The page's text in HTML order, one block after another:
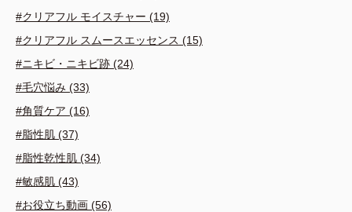
#クリアフル モイスチャー (19)
#クリアフル スムースエッセンス (15)
#ニキビ・ニキビ跡 (24)
#毛穴悩み (33)
#角質ケア (16)
#脂性肌 (37)
#脂性乾性肌 (34)
#敏感肌 (43)
#お役立ち動画 (56)